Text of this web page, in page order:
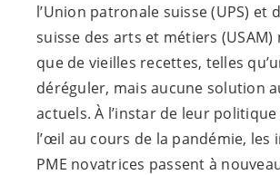
l’Union patronale suisse (UPS) et
suisse des arts et métiers
que de vieilles recettes, telles
déréguler, mais aucune solution
actuels. À l’instar de leur
l’œil au cours de la pandémie, les
PME novatrices passent à